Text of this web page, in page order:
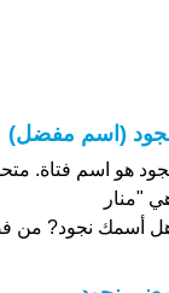
(اسم مفضل)
هو اسم فتاة.
"منار
أسمك نجود? من